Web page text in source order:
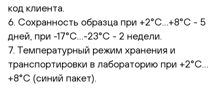
код клиента.
6. Сохранность образца при +2°С…+8°С - 5
дней, при -17°С…-23°С - 2 недели.
7. Температурный режим хранения и
транспортировки в лабораторию при +2°С…
+8°С (синий пакет).